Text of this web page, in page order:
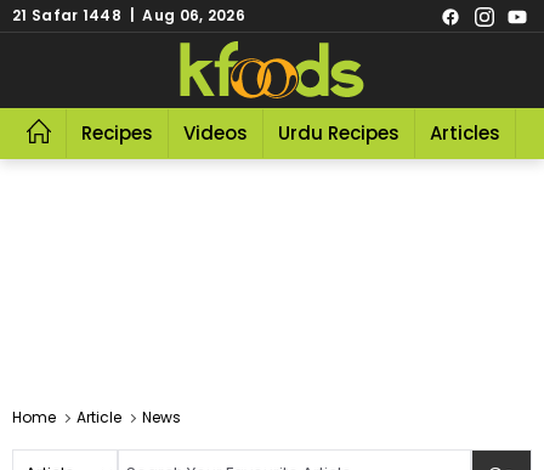
21 Safar 1448 | Aug 06, 2026
Recipes Videos Urdu Recipes Articles
Home Article News